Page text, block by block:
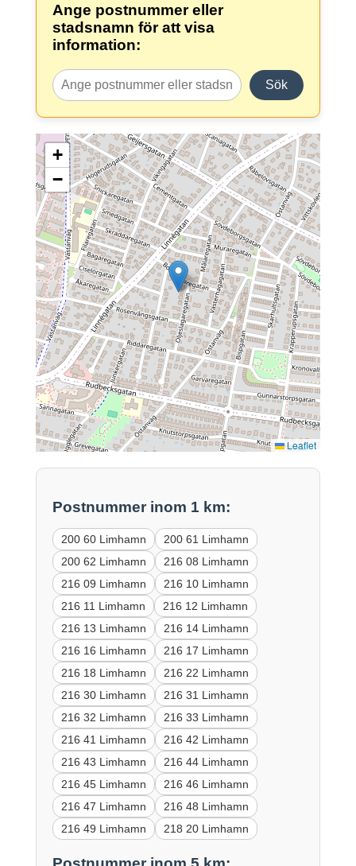
Ange postnummer eller
stadsnamn för att visa
information:
Sök
+
−
Leaflet
Postnummer inom 1 km:
200 60 Limhamn
200 61 Limhamn
200 62 Limhamn
216 08 Limhamn
216 09 Limhamn
216 10 Limhamn
216 11 Limhamn
216 12 Limhamn
216 13 Limhamn
216 14 Limhamn
216 16 Limhamn
216 17 Limhamn
216 18 Limhamn
216 22 Limhamn
216 30 Limhamn
216 31 Limhamn
216 32 Limhamn
216 33 Limhamn
216 41 Limhamn
216 42 Limhamn
216 43 Limhamn
216 44 Limhamn
216 45 Limhamn
216 46 Limhamn
216 47 Limhamn
216 48 Limhamn
216 49 Limhamn
218 20 Limhamn